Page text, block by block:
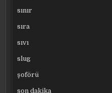
sınır
sıra
sıvı
slug
şoförü
son dakika